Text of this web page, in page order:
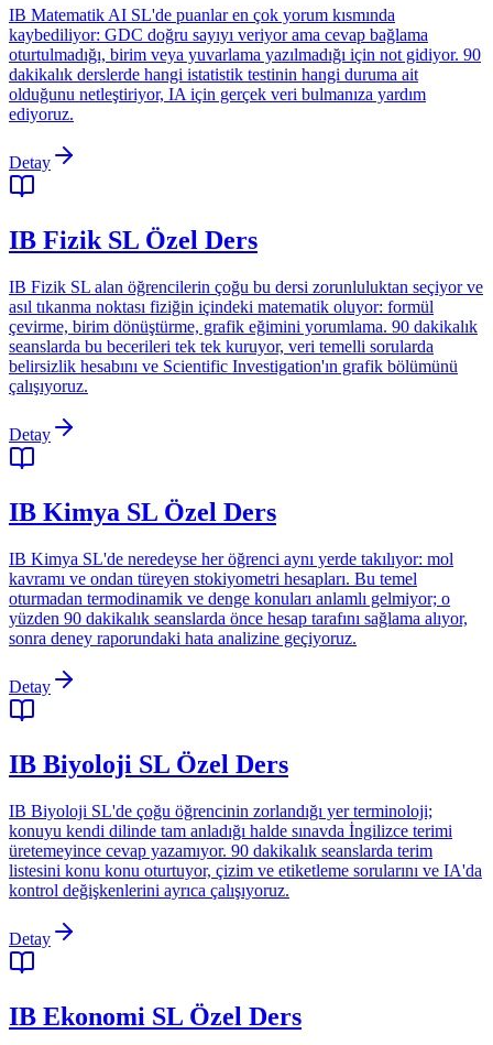
IB Matematik AI SL'de puanlar en çok yorum kısmında
kaybediliyor: GDC doğru sayıyı veriyor ama cevap bağlama
oturtulmadığı, birim veya yuvarlama yazılmadığı için not gidiyor. 90
dakikalık derslerde hangi istatistik testinin hangi duruma ait
olduğunu netleştiriyor, IA için gerçek veri bulmanıza yardım
ediyoruz.
Detay
IB Fizik SL Özel Ders
IB Fizik SL alan öğrencilerin çoğu bu dersi zorunluluktan seçiyor ve
asıl tıkanma noktası fiziğin içindeki matematik oluyor: formül
çevirme, birim dönüştürme, grafik eğimini yorumlama. 90 dakikalık
seanslarda bu becerileri tek tek kuruyor, veri temelli sorularda
belirsizlik hesabını ve Scientific Investigation'ın grafik bölümünü
çalışıyoruz.
Detay
IB Kimya SL Özel Ders
IB Kimya SL'de neredeyse her öğrenci aynı yerde takılıyor: mol
kavramı ve ondan türeyen stokiyometri hesapları. Bu temel
oturmadan termodinamik ve denge konuları anlamlı gelmiyor; o
yüzden 90 dakikalık seanslarda önce hesap tarafını sağlama alıyor,
sonra deney raporundaki hata analizine geçiyoruz.
Detay
IB Biyoloji SL Özel Ders
IB Biyoloji SL'de çoğu öğrencinin zorlandığı yer terminoloji;
konuyu kendi dilinde tam anladığı halde sınavda İngilizce terimi
üretemeyince cevap yazamıyor. 90 dakikalık seanslarda terim
listesini konu konu oturtuyor, çizim ve etiketleme sorularını ve IA'da
kontrol değişkenlerini ayrıca çalışıyoruz.
Detay
IB Ekonomi SL Özel Ders